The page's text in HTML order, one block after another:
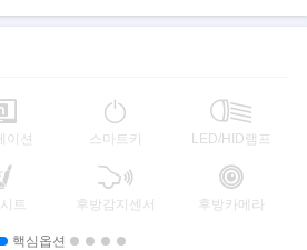
이션 스마트키 LED/HID램프
트 후방감지센서 후방카메라
핵심옵션